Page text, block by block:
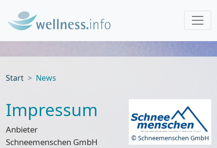
Start News
© Schneemenschen GmbH
Impressum
Anbieter
Schneemenschen GmbH